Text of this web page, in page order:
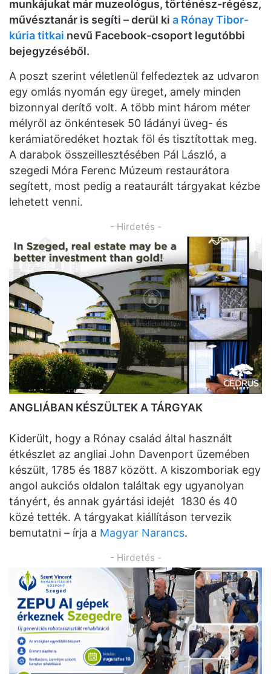
munkájukat már muzeológus, történész-régész,
művésztanár is segíti – derül ki a Rónay Tibor-
kúria titkai nevű Facebook-csoport legutóbbi
bejegyzéséből.
A poszt szerint véletlenül felfedeztek az udvaron
egy omlás nyomán egy üreget, amely minden
bizonnyal derítő volt. A több mint három méter
mélyről az önkéntesek 50 ládányi üveg- és
kerámiatöredéket hoztak föl és tisztítottak meg.
A darabok összeillesztésében Pál László, a
szegedi Móra Ferenc Múzeum restaurátora
segített, most pedig a reataurált tárgyakat kézbe
lehetett venni.
- Hirdetés -
ANGLIÁBAN KÉSZÜLTEK A TÁRGYAK
Kiderült, hogy a Rónay család által használt
étkészlet az angliai John Davenport üzemében
készült, 1785 és 1887 között. A kiszomboriak egy
angol aukciós oldalon találtak egy ugyanolyan
tányért, és annak gyártási idejét 1830 és 40
közé tették. A tárgyakat kiállításon tervezik
bemutatni – írja a Magyar Narancs.
- Hirdetés -